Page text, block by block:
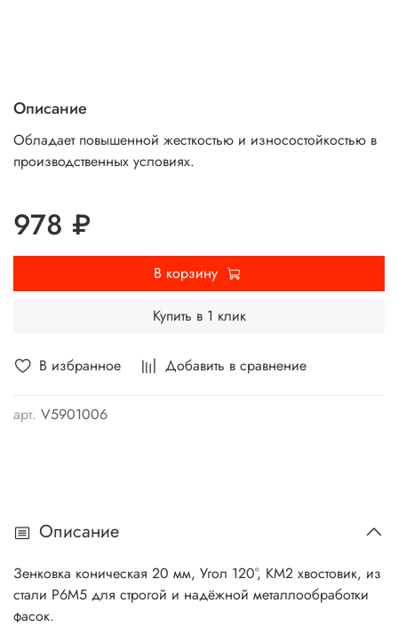
В избранное Добавить в сравнение
арт. V5901006
Описание
Обладает повышенной жесткостью и износостойкостью в
производственных условиях.
978 ₽
В корзину
Купить в 1 клик
Описание
Зенковка коническая 20 мм, Угол 120°, КМ2 хвостовик, из
стали Р6М5 для строгой и надёжной металлообработки
фасок.